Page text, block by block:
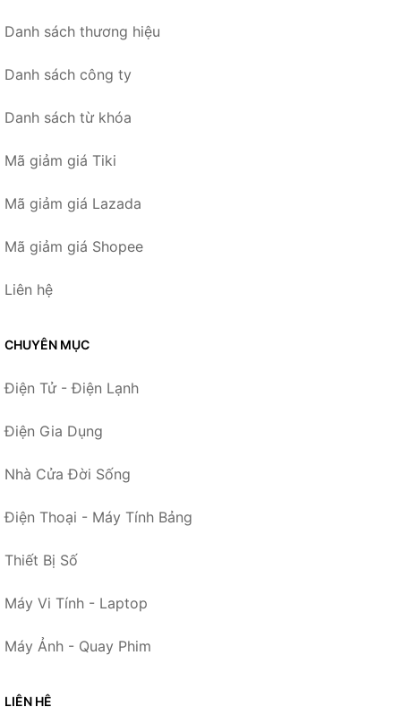
Danh sách thương hiệu
Danh sách công ty
Danh sách từ khóa
Mã giảm giá Tiki
Mã giảm giá Lazada
Mã giảm giá Shopee
Liên hệ
CHUYÊN MỤC
Điện Tử - Điện Lạnh
Điện Gia Dụng
Nhà Cửa Đời Sống
Điện Thoại - Máy Tính Bảng
Thiết Bị Số
Máy Vi Tính - Laptop
Máy Ảnh - Quay Phim
LIÊN HỆ